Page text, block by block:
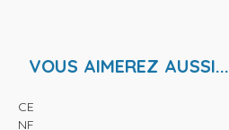
VOUS AIMEREZ AUSSI...
CE
NF